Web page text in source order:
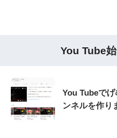
You Tube
You Tubeで
ンネルを作り